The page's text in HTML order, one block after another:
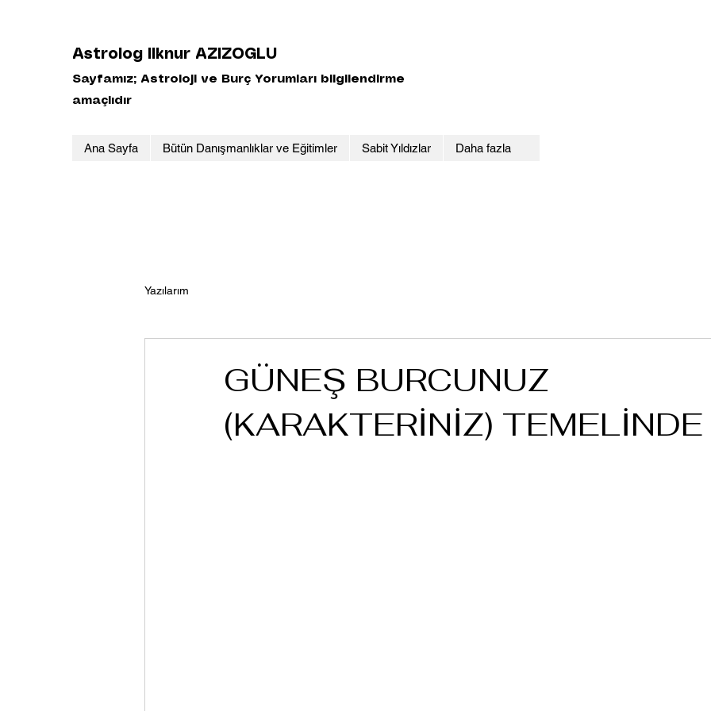
Astrolog Ilknur AZIZOGLU
Sayfamız; Astroloji ve Burç Yorumları bilgilendirme
amaçlıdır
Ana Sayfa Bütün Danışmanlıklar ve Eğitimler Sabit Yıldızlar Daha fazla
Yazılarım
GÜNEŞ BURCUNUZ
(KARAKTERİNİZ)